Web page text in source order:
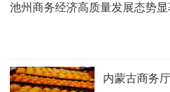
池州商务经济高质量发展态势
内蒙古商务